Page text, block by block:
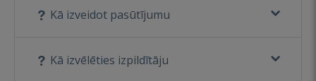
Kā izveidot pasūtījumu
Kā izvēlēties izpildītāju